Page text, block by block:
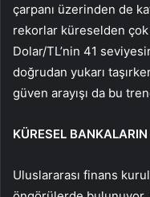
çarpanı üzerinden de
rekorlar küreselden çok
Dolar/TL’nin 41
doğrudan yukarı
güven arayışı da bu
KÜRESEL
Uluslararası finans